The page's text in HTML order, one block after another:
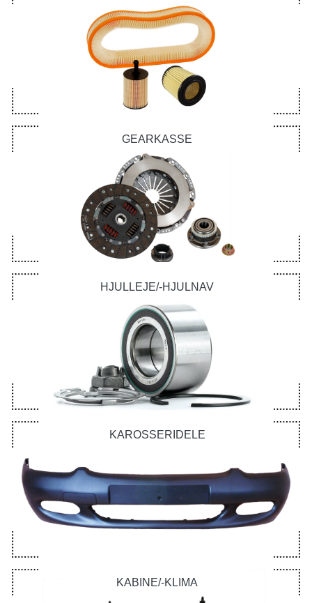
GEARKASSE
HJULLEJE/-HJULNAV
KAROSSERIDELE
KABINE/-KLIMA